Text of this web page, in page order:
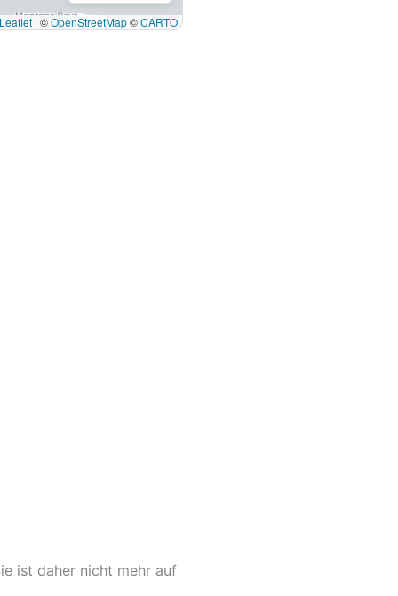
Leaflet | ©OpenStreetMap©CARTO
ist daher nicht mehr auf